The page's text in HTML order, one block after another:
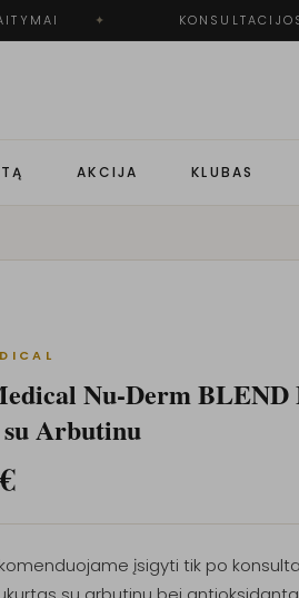
AKCIJA KLUBAS
Nu-Derm BLEND
Arbutinu
€
įsigyti tik po